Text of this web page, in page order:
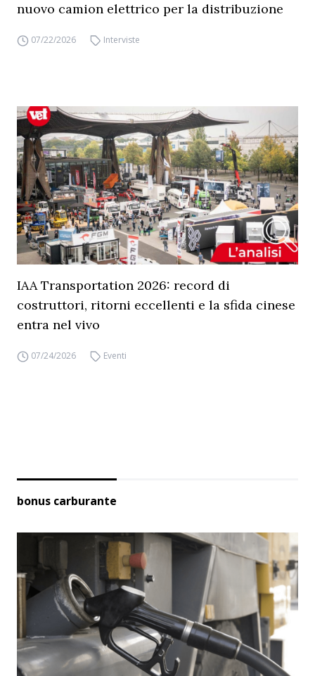
nuovo camion elettrico per la distribuzione
07/22/2026 Interviste
IAA Transportation 2026: record di
costruttori, ritorni eccellenti e la sfida cinese
entra nel vivo
07/24/2026 Eventi
bonus carburante